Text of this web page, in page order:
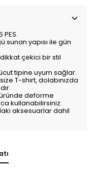
PES.
yapısı ile gün
çekici bir stil
tipine uyum sağlar.
T-shirt, dolabınızda
deforme
kullanabilirsiniz.
aksesuarlar dahil